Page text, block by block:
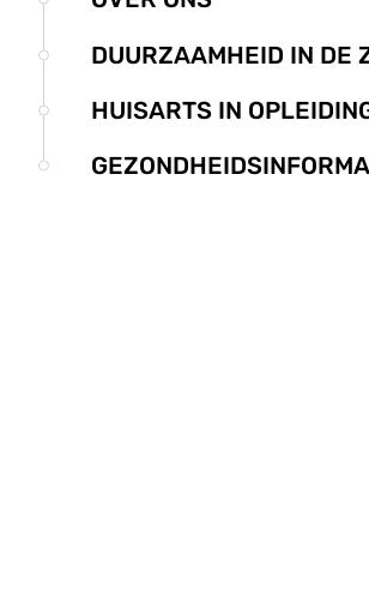
DUURZAAMHEID IN DE
HUISARTS IN